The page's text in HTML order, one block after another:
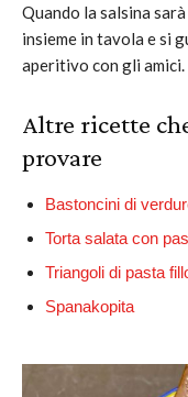
Quando la salsina
insieme in tavola e si
aperitivo con gli amici.
Altre ricette
provare
Bastoncini di
Torta salata con
Triangoli di pasta
Spanakopita